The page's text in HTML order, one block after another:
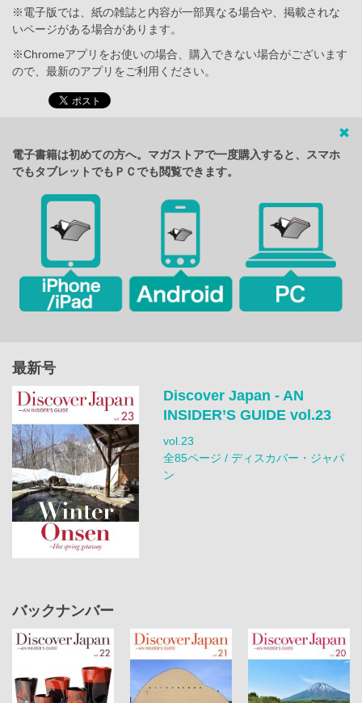
※電子版では、紙の雑誌と内容が一部異なる場合や、掲載されな
いページがある場合があります。
※Chromeアプリをお使いの場合、購入できない場合がございます
ので、最新のアプリをご利用ください。
電子書籍は初めての方へ。マガストアで一度購入すると、スマホ
でもタブレットでもＰＣでも閲覧できます。
最新号
Discover Japan - AN
INSIDER’S GUIDE vol.23
vol.23
全85ページ / ディスカバー・ジャパ
ン
バックナンバー